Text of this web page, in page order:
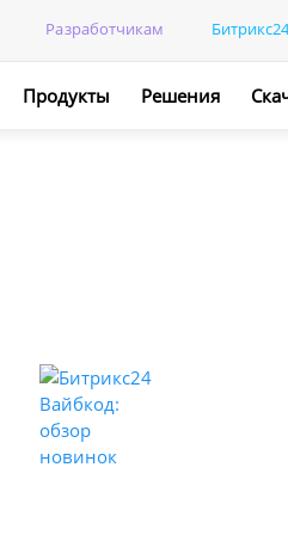
Разработчикам
Продукты Решения